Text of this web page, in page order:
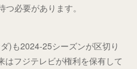
必要があります。
)も2024-25シーズンが区切り
はフジテレビが権利を保有して